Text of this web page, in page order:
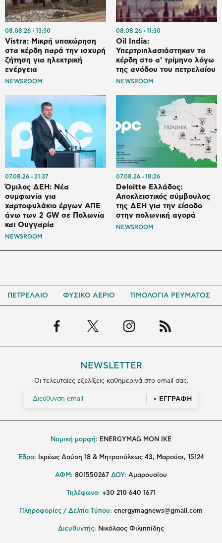
08.08.26 13:30
Vistra: Μικρή υποχώρηση
στα κέρδη παρά την ισχυρή
ζήτηση για ηλεκτρική
ενέργεια
NEWSROOM
08.08.26 11:30
Oil India:
Υπερτριπλασιάστηκαν τα
κέρδη στο α’ τρίμηνο λόγω
της ανόδου του πετρελαίου
NEWSROOM
07.08.26 21:37
Όμιλος ΔΕΗ: Νέα
συμφωνία για
χαρτοφυλάκιο έργων ΑΠΕ
άνω των 2 GW σε Πολωνία
και Ουγγαρία
NEWSROOM
07.08.26 18:26
Deloitte Ελλάδος:
Αποκλειστικός σύμβουλος
της ΔΕΗ για την είσοδο
στην πολωνική αγορά
NEWSROOM
ΠΕΤΡΕΛΑΙΟ ΦΥΣΙΚΟ ΑΕΡΙΟ ΤΙΜΟΛΟΓΙΑ ΡΕΥΜΑΤΟΣ
NEWSLETTER
Οι τελευταίες εξελίξεις καθημερινά στο email σας.
ΕΓΓΡΑΦΗ
Νομική μορφή: ENERGYMAG MON IKE
Έδρα: Ιερέως Δούση 18 & Μητροπόλεως 43, Μαρούσι, 15124
ΑΦΜ: 801550267 ΔΟΥ: Αμαρουσίου
Τηλέφωνο: +30 210 640 1671
Πληροφορίες / Δελτία Τύπου: energymagnews@gmail.com
Διευθυντής: Νικόλαος Φιλιππίδης